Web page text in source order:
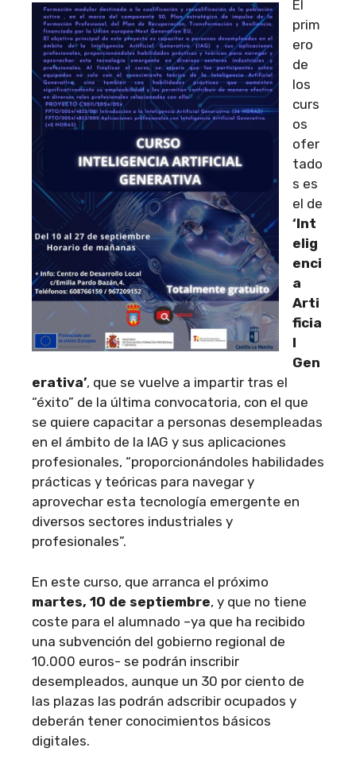
El
prim
ero
de
los
curs
os
ofer
tado
s es
el de
‘Int
elig
enci
a
Arti
ficia
l
Gen
erativa’, que se vuelve a impartir tras el
“éxito” de la última convocatoria, con el que
se quiere capacitar a personas desempleadas
en el ámbito de la IAG y sus aplicaciones
profesionales, “proporcionándoles habilidades
prácticas y teóricas para navegar y
aprovechar esta tecnología emergente en
diversos sectores industriales y
profesionales”.
En este curso, que arranca el próximo
martes, 10 de septiembre, y que no tiene
coste para el alumnado –ya que ha recibido
una subvención del gobierno regional de
10.000 euros- se podrán inscribir
desempleados, aunque un 30 por ciento de
las plazas las podrán adscribir ocupados y
deberán tener conocimientos básicos
digitales.